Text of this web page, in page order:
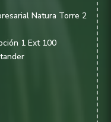
Natura Torre 2
1 Ext 100